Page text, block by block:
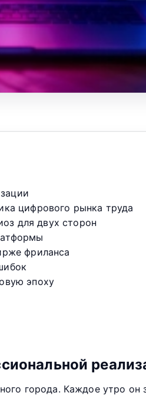
цифрового рынка труда
для двух сторон
фриланса
эпоху
города. Каждое утро он